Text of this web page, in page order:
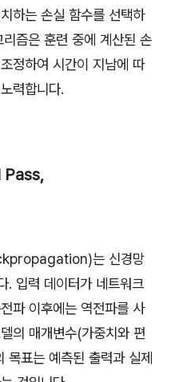
하는 손실 함수를 선택하
즘은 훈련 중에 계산된 손
정하여 시간이 지남에 따
력합니다.
Pass,
는 신경망
. 입력 데이터가 네트워크
파 이후에는 역전파를 사
의 매개변수(가중치와 편
목표는 예측된 출력과 실제